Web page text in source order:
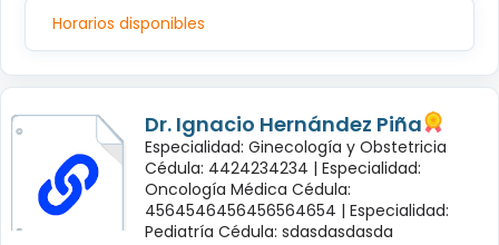
Horarios disponibles
Dr. Ignacio Hernández Piña
Especialidad: Ginecología y Obstetricia
Cédula: 4424234234 | Especialidad:
Oncología Médica Cédula:
4564546456456564654 | Especialidad:
Pediatría Cédula: sdasdasdasda